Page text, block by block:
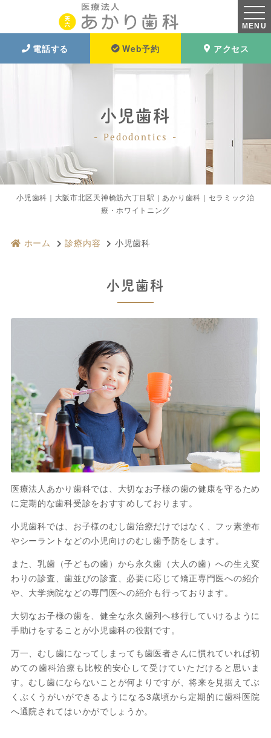
MENU
電話する Web予約 アクセス
小児歯科
Pedodontics
小児歯科｜大阪市北区天神橋筋六丁目駅｜あかり歯科｜セラミック治
療・ホワイトニング
ホーム 診療内容 小児歯科
小児歯科
医療法人あかり歯科では、大切なお子様の歯の健康を守るため
に定期的な歯科受診をおすすめしております。
小児歯科では、お子様のむし歯治療だけではなく、フッ素塗布
やシーラントなどの小児向けのむし歯予防をします。
また、乳歯（子どもの歯）から永久歯（大人の歯）への生え変
わりの診査、歯並びの診査、必要に応じて矯正専門医への紹介
や、大学病院などの専門医への紹介も行っております。
大切なお子様の歯を、健全な永久歯列へ移行していけるように
手助けをすることが小児歯科の役割です。
万一、むし歯になってしまっても歯医者さんに慣れていれば初
めての歯科治療も比較的安心して受けていただけると思いま
す。むし歯にならないことが何よりですが、将来を見据えてぶ
くぶくうがいができるようになる3歳頃から定期的に歯科医院
へ通院されてはいかがでしょうか。